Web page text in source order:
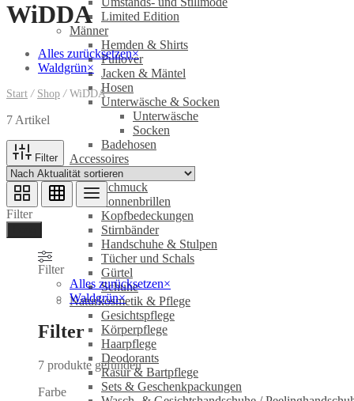
Limited Edition
Männer
Hemden & Shirts
Pullover
Jacken & Mäntel
Hosen
Unterwäsche & Socken
Unterwäsche
Socken
Badehosen
Accessoires
Taschen
Schmuck
Sonnenbrillen
Kopfbedeckungen
Stirnbänder
Handschuhe & Stulpen
Tücher und Schals
Gürtel
Schuhe
Naturkosmetik & Pflege
Gesichtspflege
Körperpflege
Haarpflege
Deodorants
Rasur & Bartpflege
Sets & Geschenkpackungen
WiDDA
Alles zurücksetzen×
Waldgrün×
Start / Shop /WiDDA
7 Artikel
Filter
Filter
Filter
Alles zurücksetzen×
Waldgrün×
Filter
7 produkte gefunden
Farbe